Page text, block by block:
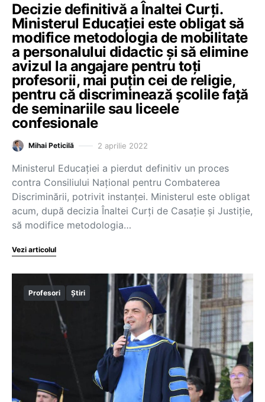
Decizie definitivă a Înaltei Curți.
Ministerul Educației este obligat să
modifice metodologia de mobilitate
a personalului didactic și să elimine
avizul la angajare pentru toți
profesorii, mai puțin cei de religie,
pentru că discriminează școlile față
de seminariile sau liceele
confesionale
Mihai Peticilă 2 aprilie 2022
Ministerul Educației a pierdut definitiv un proces
contra Consiliului Național pentru Combaterea
Discriminării, potrivit instanței. Ministerul este obligat
acum, după decizia Înaltei Curți de Casație și Justiție,
să modifice metodologia…
Vezi articolul
Profesori Știri